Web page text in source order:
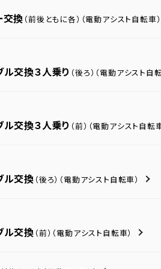
交換 （前後ともに各） （電動アシスト自転車）
交換３人乗り （後ろ） （電動アシスト自転
交換３人乗り （前） （電動アシスト自転車
ル交換 （後ろ） （電動アシスト自転車）
ル交換 （前） （電動アシスト自転車）